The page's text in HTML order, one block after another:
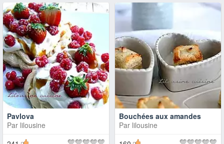
Pavlova
Par lilousine
Bouchées aux amandes
Par lilousine